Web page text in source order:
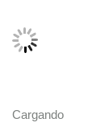
Cargando